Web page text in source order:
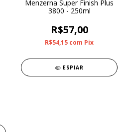
Menzerna Super Finish Plus
3800 - 250ml
R$57,00
R$54,15 com Pix
ESPIAR